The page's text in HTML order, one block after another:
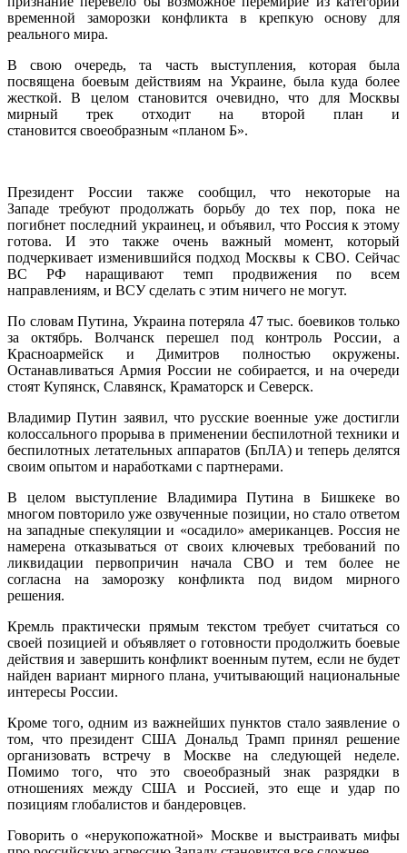
временной заморозки конфликта в крепкую основу для
реального мира.
В свою очередь, та часть выступления, которая была
посвящена боевым действиям на Украине, была куда более
жесткой. В целом становится очевидно, что для Москвы
мирный трек отходит на второй план и
становится своеобразным «планом Б».
Президент России также сообщил, что некоторые на
Западе требуют продолжать борьбу до тех пор, пока не
погибнет последний украинец, и объявил, что Россия к этому
готова. И это также очень важный момент, который
подчеркивает изменившийся подход Москвы к СВО. Сейчас
ВС РФ наращивают темп продвижения по всем
направлениям, и ВСУ сделать с этим ничего не могут.
По словам Путина, Украина потеряла 47 тыс. боевиков только
за октябрь. Волчанск перешел под контроль России, а
Красноармейск и Димитров полностью окружены.
Останавливаться Армия России не собирается, и на очереди
стоят Купянск, Славянск, Краматорск и Северск.
Владимир Путин заявил, что русские военные уже достигли
колоссального прорыва в применении беспилотной техники и
беспилотных летательных аппаратов (БпЛА) и теперь делятся
своим опытом и наработками с партнерами.
В целом выступление Владимира Путина в Бишкеке во
многом повторило уже озвученные позиции, но стало ответом
на западные спекуляции и «осадило» американцев. Россия не
намерена отказываться от своих ключевых требований по
ликвидации первопричин начала СВО и тем более не
согласна на заморозку конфликта под видом мирного
решения.
Кремль практически прямым текстом требует считаться со
своей позицией и объявляет о готовности продолжить боевые
действия и завершить конфликт военным путем, если не будет
найден вариант мирного плана, учитывающий национальные
интересы России.
Кроме того, одним из важнейших пунктов стало заявление о
том, что президент США Дональд Трамп принял решение
организовать встречу в Москве на следующей неделе.
Помимо того, что это своеобразный знак разрядки в
отношениях между США и Россией, это еще и удар по
позициям глобалистов и бандеровцев.
Говорить о «нерукопожатной» Москве и выстраивать мифы